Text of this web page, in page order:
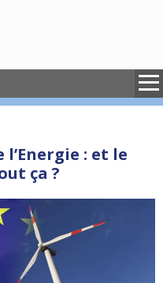
l’Energie : et le
ça ?